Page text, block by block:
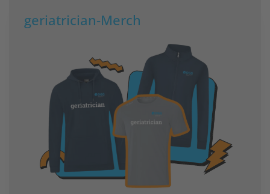
geriatrician-Merch